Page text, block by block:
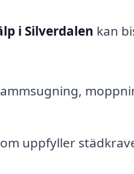
i Silverdalen kan
uppfyller